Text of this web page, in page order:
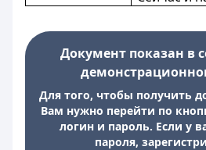
Документ показан в
Для того, чтобы получить
Вам нужно перейти по
логин и пароль. Если у
пароля,